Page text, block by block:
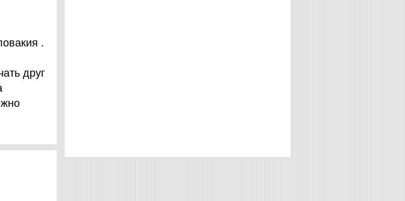
.
друг